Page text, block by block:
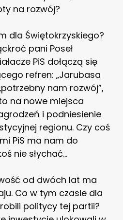
na rozwój?
dla Świętokrzyskiego?
pani Poseł
PiS dołączą się
refren: „Jarubasa
nam rozwój”,
na nowe miejsca
i podniesienie
regionu. Czy coś
PiS ma nam do
nie słychać…
od dwóch lat ma
Co w tym czasie dla
politycy tej partii?